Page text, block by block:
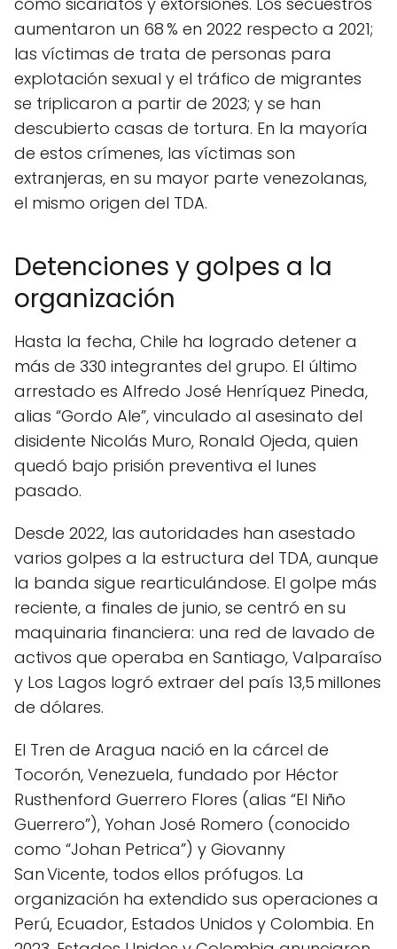
aumentaron un 68 % en 2022 respecto a 2021;
las víctimas de trata de personas para
explotación sexual y el tráfico de migrantes
se triplicaron a partir de 2023; y se han
descubierto casas de tortura. En la mayoría
de estos crímenes, las víctimas son
extranjeras, en su mayor parte venezolanas,
el mismo origen del TDA.
Detenciones y golpes a la
organización
Hasta la fecha, Chile ha logrado detener a
más de 330 integrantes del grupo. El último
arrestado es Alfredo José Henríquez Pineda,
alias “Gordo Ale”, vinculado al asesinato del
disidente Nicolás Muro, Ronald Ojeda, quien
quedó bajo prisión preventiva el lunes
pasado.
Desde 2022, las autoridades han asestado
varios golpes a la estructura del TDA, aunque
la banda sigue rearticulándose. El golpe más
reciente, a finales de junio, se centró en su
maquinaria financiera: una red de lavado de
activos que operaba en Santiago, Valparaíso
y Los Lagos logró extraer del país 13,5 millones
de dólares.
El Tren de Aragua nació en la cárcel de
Tocorón, Venezuela, fundado por Héctor
Rusthenford Guerrero Flores (alias “El Niño
Guerrero”), Yohan José Romero (conocido
como “Johan Petrica”) y Giovanny
San Vicente, todos ellos prófugos. La
organización ha extendido sus operaciones a
Perú, Ecuador, Estados Unidos y Colombia. En